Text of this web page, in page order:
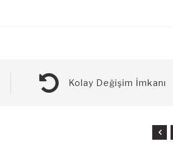
Kolay Değişim İmkanı